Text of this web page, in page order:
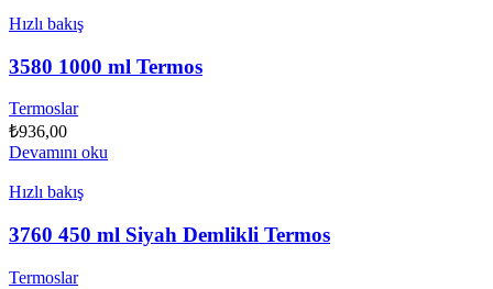
Hızlı bakış
3580 1000 ml Termos
Termoslar
₺936,00
Devamını oku
Hızlı bakış
3760 450 ml Siyah Demlikli Termos
Termoslar